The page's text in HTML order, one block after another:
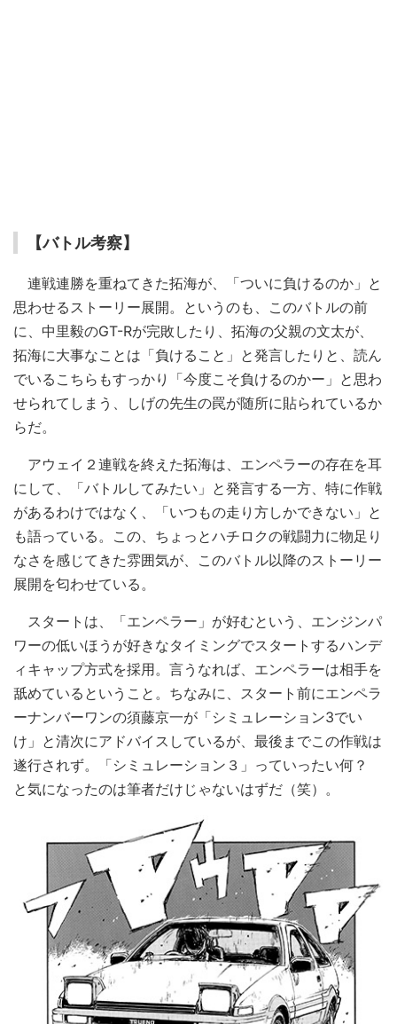
【バトル考察】
連戦連勝を重ねてきた拓海が、「ついに負けるのか」と
思わせるストーリー展開。というのも、このバトルの前
に、中里毅のGT-Rが完敗したり、拓海の父親の文太が、
拓海に大事なことは「負けること」と発言したりと、読ん
でいるこちらもすっかり「今度こそ負けるのかー」と思わ
せられてしまう、しげの先生の罠が随所に貼られているか
らだ。
アウェイ２連戦を終えた拓海は、エンペラーの存在を耳
にして、「バトルしてみたい」と発言する一方、特に作戦
があるわけではなく、「いつもの走り方しかできない」と
も語っている。この、ちょっとハチロクの戦闘力に物足り
なさを感じてきた雰囲気が、このバトル以降のストーリー
展開を匂わせている。
スタートは、「エンペラー」が好むという、エンジンパ
ワーの低いほうが好きなタイミングでスタートするハンデ
ィキャップ方式を採用。言うなれば、エンペラーは相手を
舐めているということ。ちなみに、スタート前にエンペラ
ーナンバーワンの須藤京一が「シミュレーション3でい
け」と清次にアドバイスしているが、最後までこの作戦は
遂行されず。「シミュレーション３」っていったい何？
と気になったのは筆者だけじゃないはずだ（笑）。